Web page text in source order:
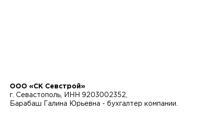
ООО «СК Севстрой»
г. Севастополь, ИНН 9203002352,
Барабаш Галина Юрьевна - бухгалтер компании.